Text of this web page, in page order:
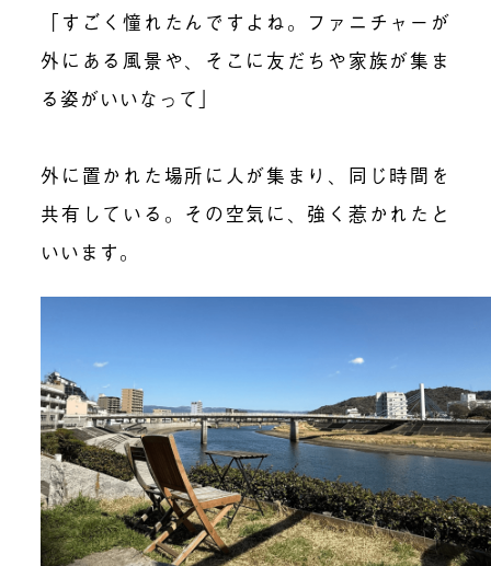
「すごく憧れたんですよね。ファニチャーが
外にある風景や、そこに友だちや家族が集ま
る姿がいいなって」
外に置かれた場所に人が集まり、同じ時間を
共有している。その空気に、強く惹かれたと
いいます。